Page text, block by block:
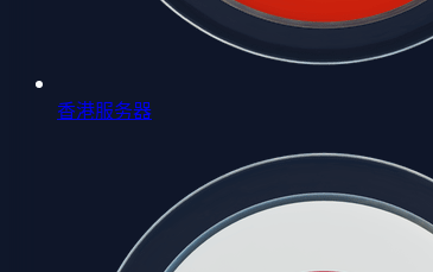
香港服务器